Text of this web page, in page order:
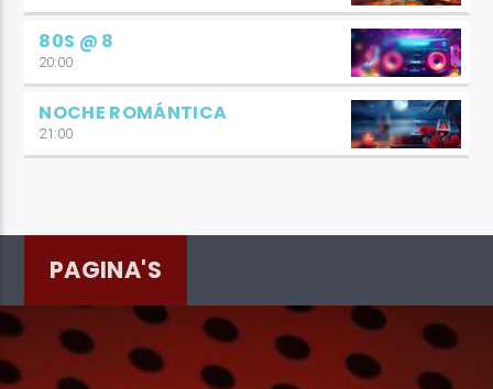
80S @ 8
20:00
NOCHE ROMÁNTICA
21:00
PAGINA'S